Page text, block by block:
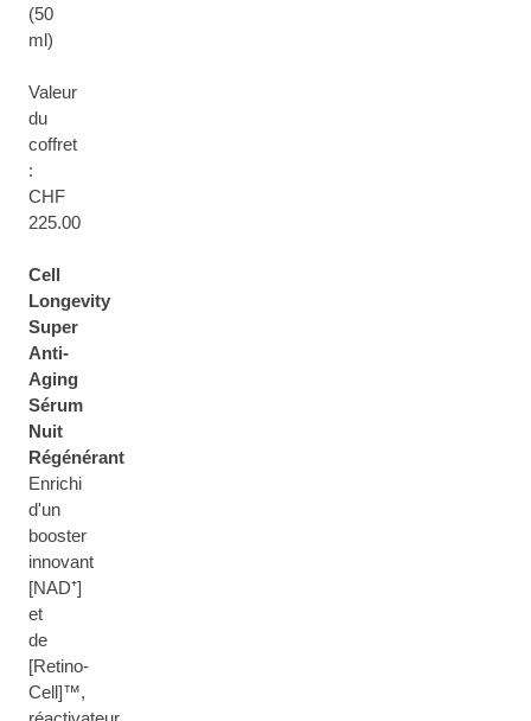
(50
ml)
Valeur
du
coffret
:
CHF
225.00
Cell
Longevity
Super
Anti-
Aging
Sérum
Nuit
Régénérant
Enrichi
d'un
booster
innovant
[NAD⁺]
et
de
[Retino-
Cell]™,